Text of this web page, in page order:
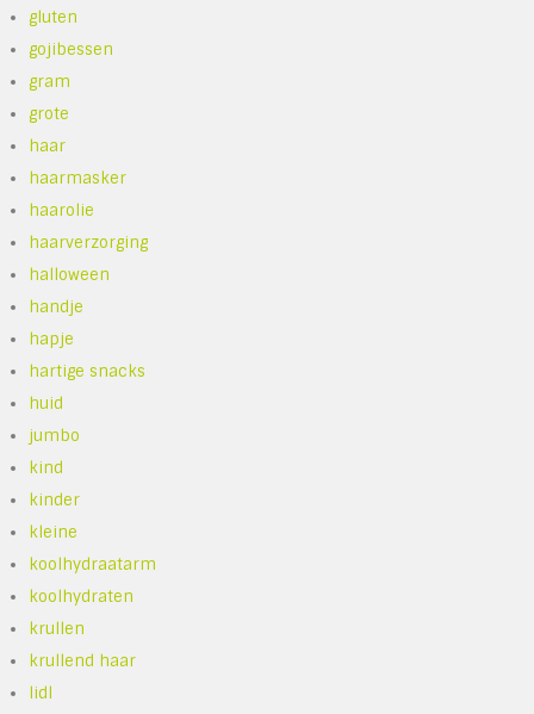
gluten
gojibessen
gram
grote
haar
haarmasker
haarolie
haarverzorging
halloween
handje
hapje
hartige snacks
huid
jumbo
kind
kinder
kleine
koolhydraatarm
koolhydraten
krullen
krullend haar
lidl